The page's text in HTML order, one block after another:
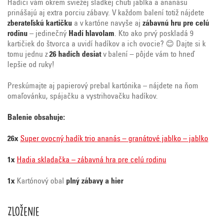
Hadíci vám okrem sviežej sladkej chuti jablka a ananásu
prinášajú aj extra porciu zábavy. V každom balení totiž nájdete
zberateľskú kartičku a v kartóne navyše aj zábavnú hru pre celú
rodinu – jedinečný Hadí hlavolam. Kto ako prvý poskladá 9
kartičiek do štvorca a uvidí hadíkov a ich ovocie? 😊 Dajte si k
tomu jednu z26 hadích desiatv balení – pôjde vám to hneď
lepšie od ruky!
Preskúmajte aj papierový prebal kartónika – nájdete na ňom
omaľovánku, spájačku a vystrihovačku hadíkov.
Balenie obsahuje:
26x Super ovocný hadík trio ananás – granátové jablko – jablko
1x Hadia skladačka – zábavná hra pre celú rodinu
1x Kartónový obal plný zábavy a hier
Zloženie